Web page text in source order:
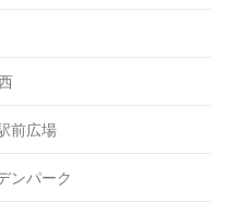
前広場
ンパーク